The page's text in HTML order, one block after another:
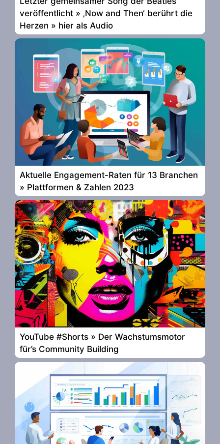
veröffentlicht » ‚Now and Then‘ berührt die
Herzen » hier als Audio
Aktuelle Engagement-Raten für 13 Branchen
» Plattformen & Zahlen 2023
YouTube #Shorts » Der Wachstumsmotor
für’s Community Building